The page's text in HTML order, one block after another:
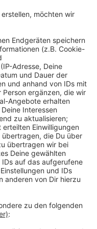
GPS-Klau in der
auf
Nacht
hier zur
über
und Ermittlungen